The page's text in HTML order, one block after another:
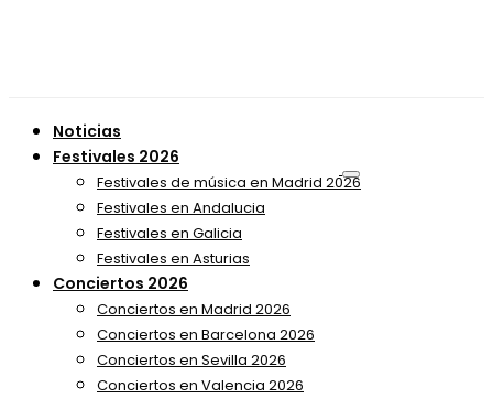
Noticias
Festivales 2026
Festivales de música en Madrid 2026
Festivales en Andalucia
Festivales en Galicia
Festivales en Asturias
Conciertos 2026
Conciertos en Madrid 2026
Conciertos en Barcelona 2026
Conciertos en Sevilla 2026
Conciertos en Valencia 2026